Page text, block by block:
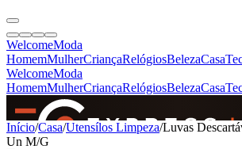
WelcomeModa
HomemMulherCriançaRelógiosBelezaCasa
WelcomeModa
HomemMulherCriançaRelógiosBelezaCasa
SINCE 2005
Início/Casa/Utensílos Limpeza/Luvas
Un M/G